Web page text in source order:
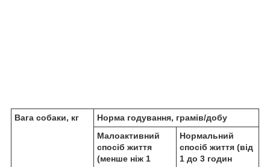
Вага собаки, кг
Норма годування, грамів/добу
Малоактивний
спосіб життя
(менше ніж 1
Нормальний
спосіб життя (від
1 до 3 годин